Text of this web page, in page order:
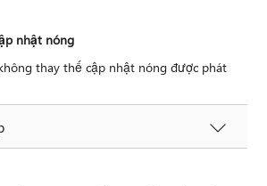
nhật nóng
thay thế cập nhật nóng được phát